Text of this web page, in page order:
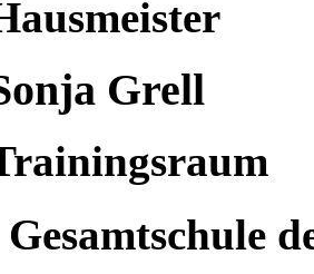
Grell
Gesamtschule